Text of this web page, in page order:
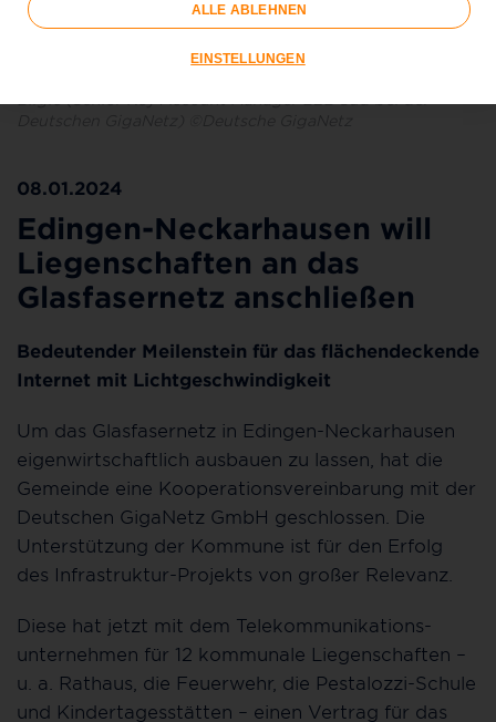
Kommunalvertrag gezeichnet (v. l. n. r.): Florian König
08.01.2024
Edingen-Neckarhausen will
Liegenschaften an das
Glasfasernetz anschließen
Bedeutender Meilenstein für das flächendeckende
Internet mit Lichtgeschwindigkeit
Um das Glasfasernetz in Edingen-Neckarhausen
eigenwirtschaftlich ausbauen zu lassen, hat die
Gemeinde eine Kooperationsvereinbarung mit der
Deutschen GigaNetz GmbH geschlossen. Die
Unterstützung der Kommune ist für den Erfolg
des Infrastruktur-Projekts von großer Relevanz.
Diese hat jetzt mit dem Telekommunikations-
unternehmen für 12 kommunale Liegenschaften –
u. a. Rathaus, die Feuerwehr, die Pestalozzi-Schule
und Kindertagesstätten – einen Vertrag für das
ALLE ABLEHNEN
EINSTELLUNGEN